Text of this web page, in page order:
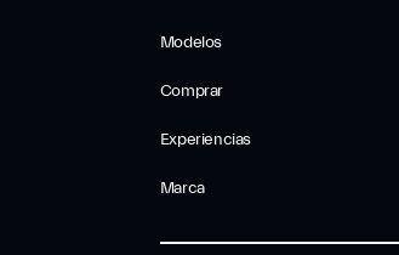
Modelos
Comprar
Experiencias
Marca